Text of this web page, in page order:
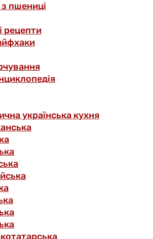
пшениці
рецепти
українська кухня